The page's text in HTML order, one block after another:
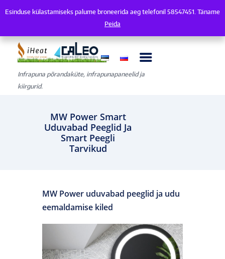
Infrapuna põrandaküte, infrapunapaneelid ja
kiirgurid.
MW Power Smart
Uduvabad Peeglid Ja
Smart Peegli
Tarvikud
MW Power uduvabad peeglid ja udu
eemaldamise kiled
Esinduse külastamiseks palume broneerida aeg telefonil 58547451.
Esinduse külastamiseks palume broneerida aeg telefonil 58547451. Täname
Peida